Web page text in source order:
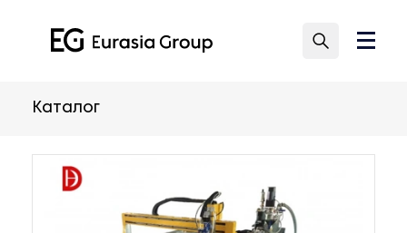
Каталог